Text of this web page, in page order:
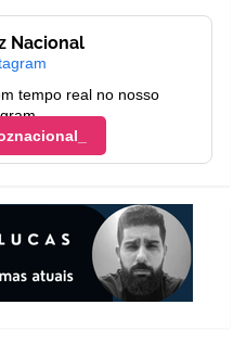
Nacional
tempo real no nosso